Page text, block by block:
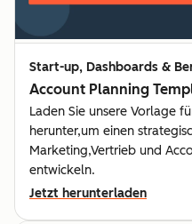
Start-up, Dashboards &
Account Planning
Laden Sie unsere Vorlage
herunter,um einen
Marketing,Vertrieb und
entwickeln.
Jetzt herunterladen